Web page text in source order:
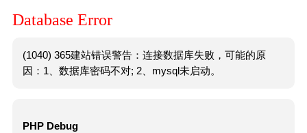
Database Error
(1040) 365建站错误警告：连接数据库失败，可能的原
因：1、数据库密码不对; 2、mysql未启动。
PHP Debug